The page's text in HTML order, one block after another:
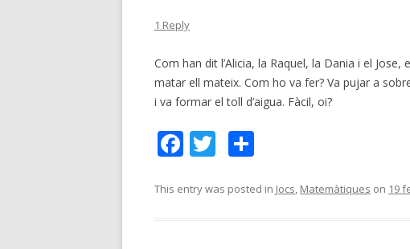
1 Reply
Com han dit l’Alicia, la Raquel, la Dania i el
matar ell mateix. Com ho va fer? Va pujar a
i va formar el toll d’aigua. Fàcil, oi?
F
e
T
itt m
This entry was posted in Jocs, Matemàtiques on 19